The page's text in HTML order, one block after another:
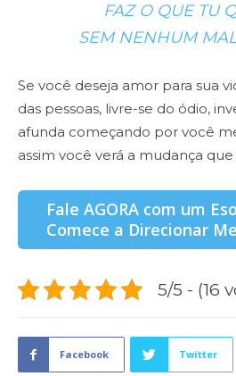
FAZ O QUE TU
SEM NENHUM
Se você deseja amor para sua
das pessoas, livre-se do ódio,
afunda começando por você
assim você verá a mudança
Fale AGORA com um
Comece a Direcionar
5/5 - (16
Facebook Twitter